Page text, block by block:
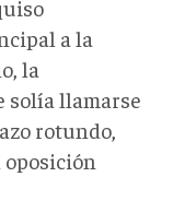
a la
la
solía llamarse
rotundo,